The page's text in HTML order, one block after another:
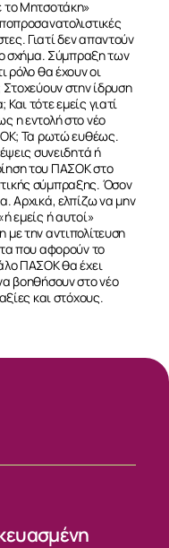
το Μητσοτάκη»
Γιατί δεν απαντούν
σχήμα. Σύμπραξη των
ρόλο θα έχουν οι
στην ίδρυση
τότε εμείς γιατί
η εντολή στο νέο
Τα ρωτώ ευθέως.
συνειδητά ή
του ΠΑΣΟΚ στο
σύμπραξης. Όσον
Αρχικά, ελπίζω να μην
εμείς ή αυτοί»
την αντιπολίτευση
που αφορούν το
ΠΑΣΟΚ θα έχει
βοηθήσουν στο νέο
και στόχους.